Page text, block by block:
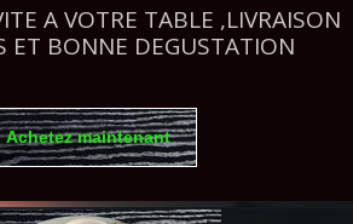
A VOTRE TABLE ,LIVRAISON
ET BONNE DEGUSTATION
Achetez maintenant